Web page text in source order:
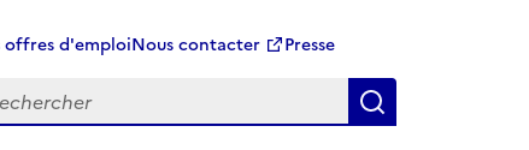
offres d'emploiNous contacter Presse